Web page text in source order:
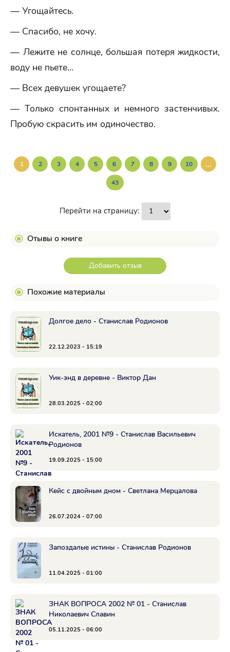
— Угощайтесь.
— Спасибо, не хочу.
— Лежите не солнце, большая потеря жидкости,
воду не пьете…
— Всех девушек угощаете?
— Только спонтанных и немного застенчивых.
Пробую скрасить им одиночество.
1 2 3 4 5 6 7 8 9 10 ...
43
Перейти на страницу:
Отывы о книге
Добавить отзыв
Похожие материалы
Долгое дело - Станислав Родионов
22.12.2023 - 15:19
Уик-энд в деревне - Виктор Дан
28.03.2025 - 02:00
Искатель, 2001 №9 - Станислав Васильевич
Родионов
19.09.2025 - 15:00
Кейс с двойным дном - Светлана Мерцалова
26.07.2024 - 07:00
Запоздалые истины - Станислав Родионов
11.04.2025 - 01:00
ЗНАК ВОПРОСА 2002 № 01 - Станислав
Николаевич Славин
05.11.2025 - 06:00